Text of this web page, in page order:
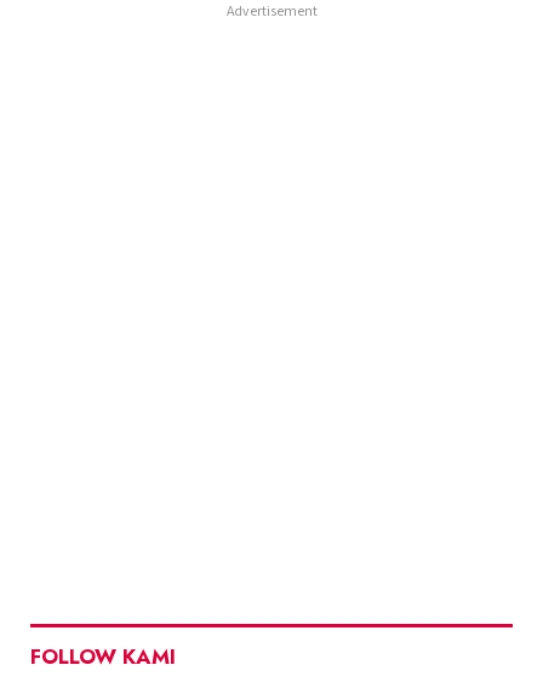
Advertisement
FOLLOW KAMI